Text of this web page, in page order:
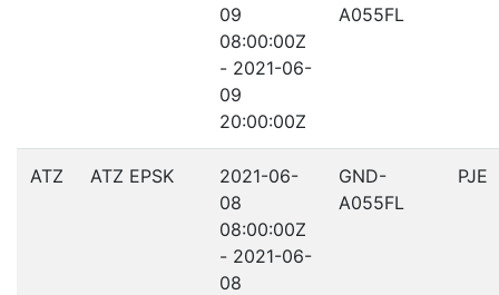
09
08:00:00Z
- 2021-06-
09
20:00:00Z
A055FL
ATZ ATZ EPSK
2021-06-
08
08:00:00Z
- 2021-06-
08
GND-
A055FL
PJE